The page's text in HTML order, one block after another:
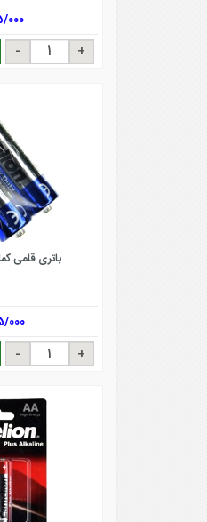
000
باتری قلمی
000